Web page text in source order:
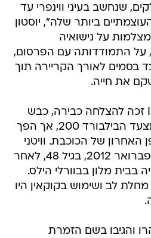
שנחשב בעיני ווינפרי עד
ביותר שלה", יוסטון
על נישואיה
על התמודדותה עם הפרסום,
בסמים לאורך הקריירה תוך
את חייה.
האלבום I Look to You זכה להצלחה כבירה, כבש
את המקום הראשון במצעד הבילבורד 200, אך הפך
האחרון של הכוכבת. וויטני
יוסטון הלכה לעולמה בפברואר 2012, בגיל 48, לאחר
מלון בבוורלי הילס.
לב ושימוש בקוקאין היו
והגיבו בשם הזמרת